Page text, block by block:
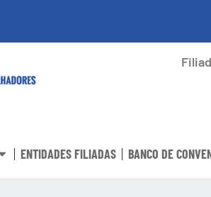
ENTIDADES FILIADAS BANCO DE